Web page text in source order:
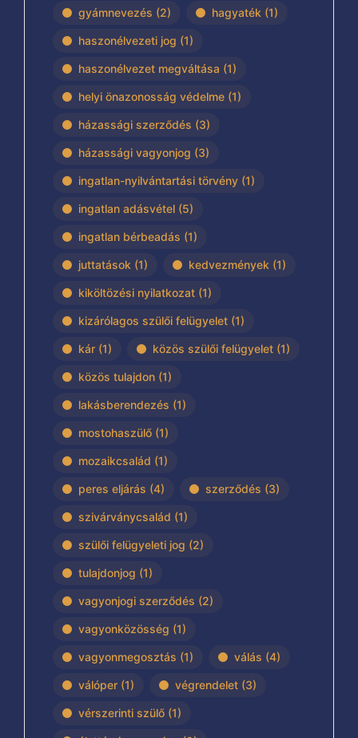
gyámnevezés (2) hagyaték (1)
haszonélvezeti jog (1)
haszonélvezet megváltása (1)
helyi önazonosság védelme (1)
házassági szerződés (3)
házassági vagyonjog (3)
ingatlan-nyilvántartási törvény (1)
ingatlan adásvétel (5)
ingatlan bérbeadás (1)
juttatások (1) kedvezmények (1)
kiköltözési nyilatkozat (1)
kizárólagos szülői felügyelet (1)
kár (1) közös szülői felügyelet (1)
közös tulajdon (1)
lakásberendezés (1)
mostohaszülő (1)
mozaikcsalád (1)
peres eljárás (4) szerződés (3)
szivárványcsalád (1)
szülői felügyeleti jog (2)
tulajdonjog (1)
vagyonjogi szerződés (2)
vagyonközösség (1)
vagyonmegosztás (1) válás (4)
válóper (1) végrendelet (3)
vérszerinti szülő (1)